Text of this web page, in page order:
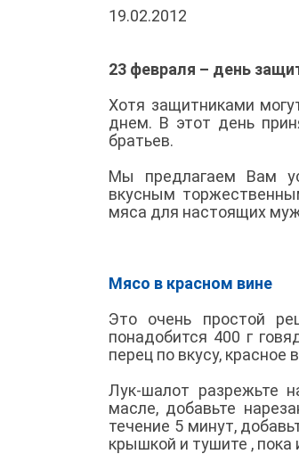
19.02.2012
23 февраля – день
Хотя защитниками
днем. В этот день
братьев.
Мы предлагаем Вам
вкусным
мяса для настоящих
Мясо в красном вине
Это очень простой
понадобится 400 г
перец по вкусу, красное
Лук-шалот разрежьте
масле, добавьте
течение 5 минут,
крышкой и тушите ,